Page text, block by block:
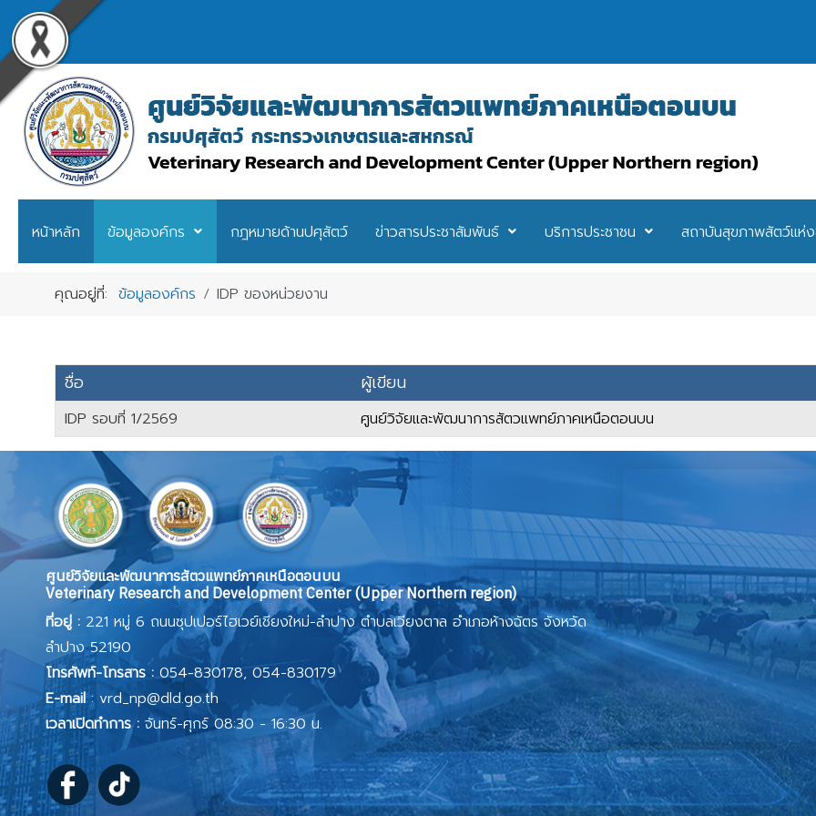
หน้าหลัก ข้อมูลองค์กร กฎหมายด้านปศุสัตว์ ข่าวสารประชาสัมพันธ์ บริการประชาชน สถาบันสุขภาพสัตว์แห่
คุณอยู่ที่:ข้อมูลองค์กร IDP ของหน่วยงาน
เนื้อหา
ชื่อ ผู้เขียน
IDP รอบที่ 1/2569 ศูนย์วิจัยและพัฒนาการสัตวแพทย์ภาคเหนือตอนบน
ศูนย์วิจัยและพัฒนาการสัตวแพทย์ภาคเหนือตอนบน
Veterinary Research and Development Center (Upper Northern region)
ที่อยู่ : 221 หมู่ 6 ถนนซุปเปอร์ไฮเวย์เชียงใหม่-ลำปาง ตำบลเวียงตาล อำเภอห้างฉัตร จังหวัด
ลำปาง 52190
โทรศัพท์-โทรสาร :054-830178, 054-830179
E-mail: vrd_np@dld.go.th
เวลาเปิดทำการ : จันทร์-ศุกร์ 08:30 - 16:30 น.